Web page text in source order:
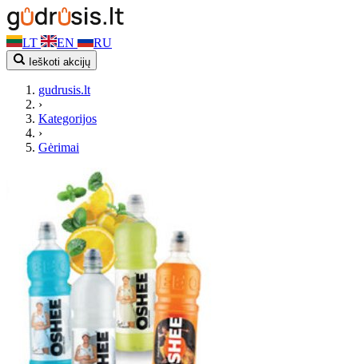
LT EN RU
Ieškoti akcijų
gudrusis.lt
›
Kategorijos
›
Gėrimai